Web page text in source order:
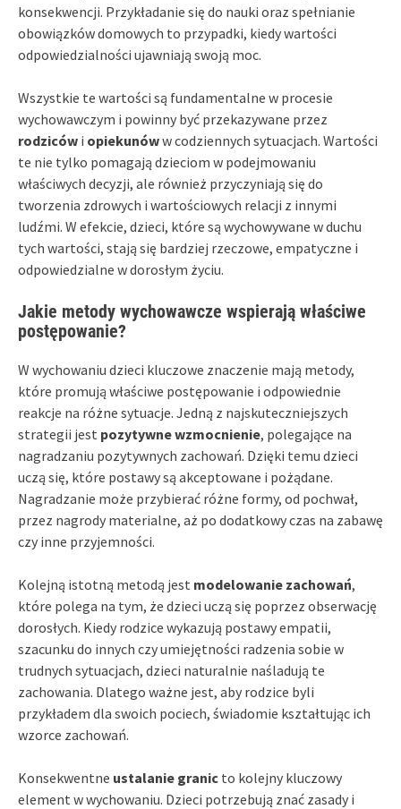
konsekwencji. Przykładanie się do nauki oraz spełnianie
obowiązków domowych to przypadki, kiedy wartości
odpowiedzialności ujawniają swoją moc.
Wszystkie te wartości są fundamentalne w procesie
wychowawczym i powinny być przekazywane przez
rodziców i opiekunóww codziennych sytuacjach. Wartości
te nie tylko pomagają dzieciom w podejmowaniu
właściwych decyzji, ale również przyczyniają się do
tworzenia zdrowych i wartościowych relacji z innymi
ludźmi. W efekcie, dzieci, które są wychowywane w duchu
tych wartości, stają się bardziej rzeczowe, empatyczne i
odpowiedzialne w dorosłym życiu.
Jakie metody wychowawcze wspierają właściwe
postępowanie?
W wychowaniu dzieci kluczowe znaczenie mają metody,
które promują właściwe postępowanie i odpowiednie
reakcje na różne sytuacje. Jedną z najskuteczniejszych
strategii jest pozytywne wzmocnienie, polegające na
nagradzaniu pozytywnych zachowań. Dzięki temu dzieci
uczą się, które postawy są akceptowane i pożądane.
Nagradzanie może przybierać różne formy, od pochwał,
przez nagrody materialne, aż po dodatkowy czas na zabawę
czy inne przyjemności.
Kolejną istotną metodą jest modelowanie zachowań,
które polega na tym, że dzieci uczą się poprzez obserwację
dorosłych. Kiedy rodzice wykazują postawy empatii,
szacunku do innych czy umiejętności radzenia sobie w
trudnych sytuacjach, dzieci naturalnie naśladują te
zachowania. Dlatego ważne jest, aby rodzice byli
przykładem dla swoich pociech, świadomie kształtując ich
wzorce zachowań.
Konsekwentne ustalanie granic to kolejny kluczowy
element w wychowaniu. Dzieci potrzebują znać zasady i